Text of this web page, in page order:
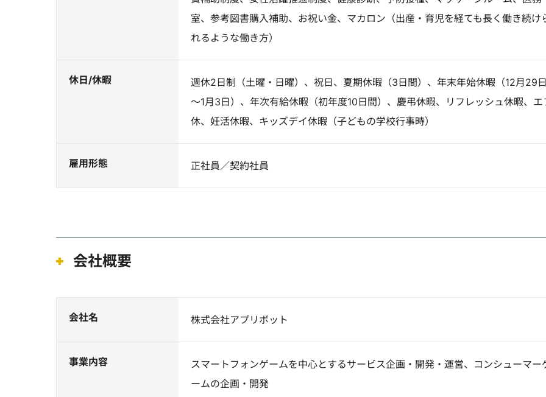
室、参考図書購入補助、お祝い金、マカロン（出産・育児を経ても長く働き続け
れるような働き方）
休日/休暇
週休2日制（土曜・日曜）、祝日、夏期休暇（3日間）、年末年始休暇（12月29
～1月3日）、年次有給休暇（初年度10日間）、慶弔休暇、リフレッシュ休暇、エ
休、妊活休暇、キッズデイ休暇（子どもの学校行事時）
雇用形態 正社員／契約社員
会社概要
会社名 株式会社アプリボット
事業内容
スマートフォンゲームを中心とするサービス企画・開発・運営、コンシューマー
ームの企画・開発